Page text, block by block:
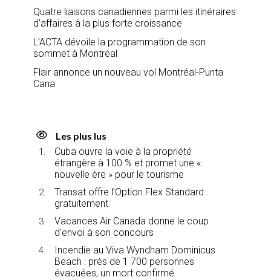
Quatre liaisons canadiennes parmi les itinéraires
d’affaires à la plus forte croissance
L’ACTA dévoile la programmation de son
sommet à Montréal
Flair annonce un nouveau vol Montréal-Punta
Cana
Les plus lus
Cuba ouvre la voie à la propriété
étrangère à 100 % et promet une «
nouvelle ère » pour le tourisme
Transat offre l’Option Flex Standard
gratuitement
Vacances Air Canada donne le coup
d’envoi à son concours
Incendie au Viva Wyndham Dominicus
Beach : près de 1 700 personnes
évacuées, un mort confirmé